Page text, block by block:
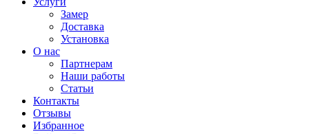
Замер
Доставка
Установка
О нас
Партнерам
Наши работы
Статьи
Контакты
Отзывы
Избранное